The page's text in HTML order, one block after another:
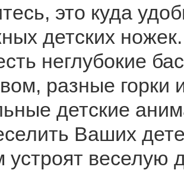
это куда
детских
неглубокие
разные горки
детские
Ваших
устроят веселую